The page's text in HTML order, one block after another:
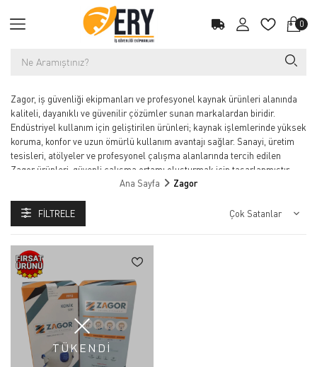
0
Zagor, iş güvenliği ekipmanları ve profesyonel kaynak ürünleri alanında
kaliteli, dayanıklı ve güvenilir çözümler sunan markalardan biridir.
Endüstriyel kullanım için geliştirilen ürünleri; kaynak işlemlerinde yüksek
koruma, konfor ve uzun ömürlü kullanım avantajı sağlar. Sanayi, üretim
tesisleri, atölyeler ve profesyonel çalışma alanlarında tercih edilen
Zagor ürünleri, güvenli çalışma ortamı oluşturmak için tasarlanmıştır.
Ana Sayfa
Zagor
FILTRELE
TÜKENDİ